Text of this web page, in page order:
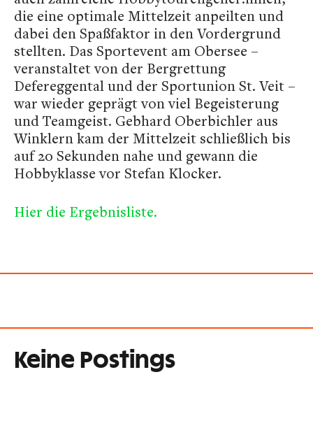
die eine optimale Mittelzeit anpeilten und
dabei den Spaßfaktor in den Vordergrund
stellten. Das Sportevent am Obersee –
veranstaltet von der Bergrettung
Defereggental und der Sportunion St. Veit –
war wieder geprägt von viel Begeisterung
und Teamgeist. Gebhard Oberbichler aus
Winklern kam der Mittelzeit schließlich bis
auf 20 Sekunden nahe und gewann die
Hobbyklasse vor Stefan Klocker.
Hier die Ergebnisliste.
Keine Postings